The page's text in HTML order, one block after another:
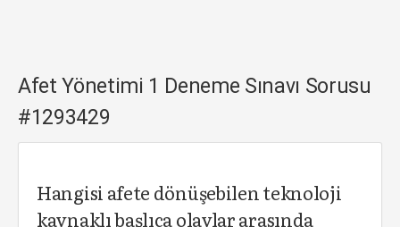
Afet Yönetimi 1 Deneme Sınavı Sorusu
#1293429
Hangisi afete dönüşebilen teknoloji
kaynaklı başlıca olaylar arasında